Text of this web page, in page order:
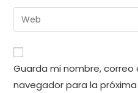
de
usuario
para
comentar
dirección
de
electrónico
para
comentar
Introduce
la
URL
de
tu
web
Guarda mi nombre,
navegador para la